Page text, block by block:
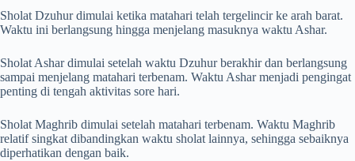
Sholat Dzuhur dimulai ketika matahari telah tergelincir ke arah barat.
Waktu ini berlangsung hingga menjelang masuknya waktu Ashar.
Sholat Ashar dimulai setelah waktu Dzuhur berakhir dan berlangsung
sampai menjelang matahari terbenam. Waktu Ashar menjadi pengingat
penting di tengah aktivitas sore hari.
Sholat Maghrib dimulai setelah matahari terbenam. Waktu Maghrib
relatif singkat dibandingkan waktu sholat lainnya, sehingga sebaiknya
diperhatikan dengan baik.